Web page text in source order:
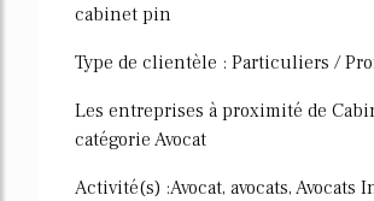
cabinet pin
Type de clientèle : Particuliers /
Les entreprises à proximité de
catégorie Avocat
Activité(s) :Avocat, avocats, Avocats